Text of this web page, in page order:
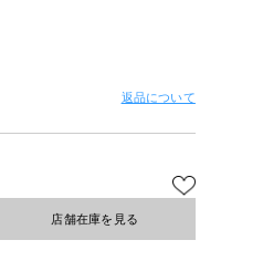
返品について
店舗在庫を見る